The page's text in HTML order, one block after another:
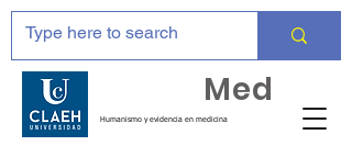
Humanismo y evidencia en medicina
Med